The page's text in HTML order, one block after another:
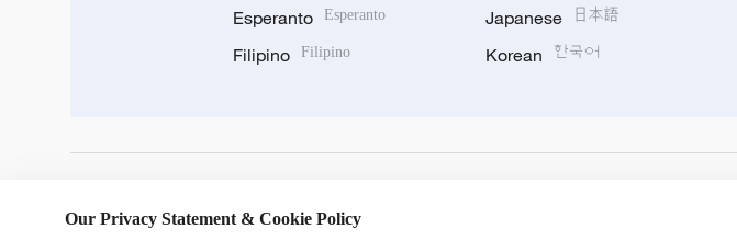
Esperanto Esperanto
Filipino Filipino
Japanese 日本語
Korean 한국어
Our Privacy Statement & Cookie Policy